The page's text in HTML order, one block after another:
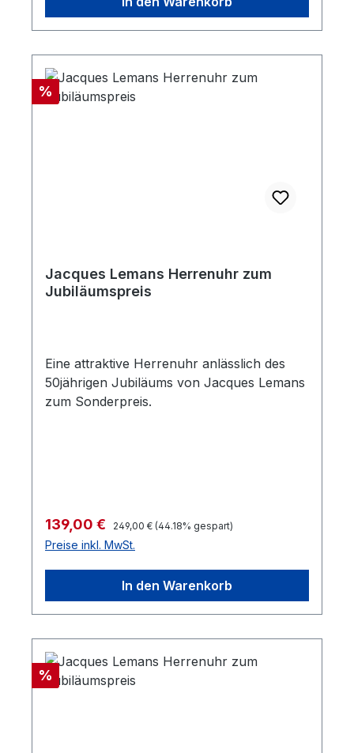
Rabatt
%
Jacques Lemans Herrenuhr zum
Jubiläumspreis
Eine attraktive Herrenuhr anlässlich des
50jährigen Jubiläums von Jacques Lemans
zum Sonderpreis.
Verkaufspreis:
139,00 € Regulärer Preis:
249,00 € (44.18% gespart)
Preise inkl. MwSt.
In den Warenkorb
Rabatt
%